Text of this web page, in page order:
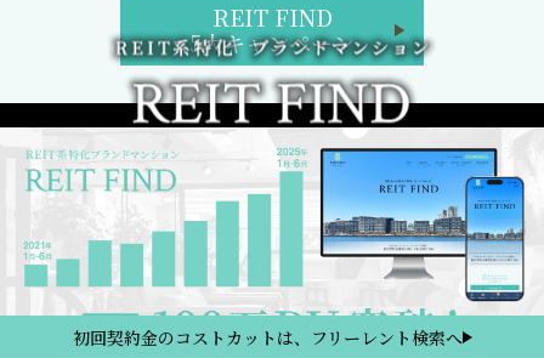
REIT FIND
5大キャンペーン
初回契約金のコストカットは、フリーレント検索へ